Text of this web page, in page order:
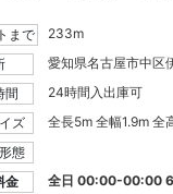
まで
233m
愛知県名古屋市中区
間
24時間入出庫可
ズ
全長5m 全幅1.9m 全
態
金
全日 00:00-00:00